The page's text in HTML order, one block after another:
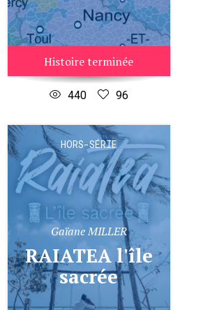
Histoire terminée
440 96
HORS-SÉRIE
Gaïane MILLER
RAIATEA l'île
sacrée